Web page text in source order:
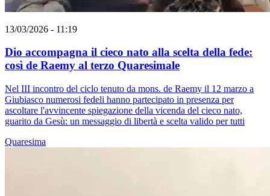
13/03/2026 - 11:19
Dio accompagna il cieco nato alla scelta della fede:
così de Raemy al terzo Quaresimale
Nel III incontro del ciclo tenuto da mons. de Raemy il 12 marzo a
Giubiasco numerosi fedeli hanno partecipato in presenza per
ascoltare l'avvincente spiegazione della vicenda del cieco nato,
guarito da Gesù: un messaggio di libertà e scelta valido per tutti
Quaresima